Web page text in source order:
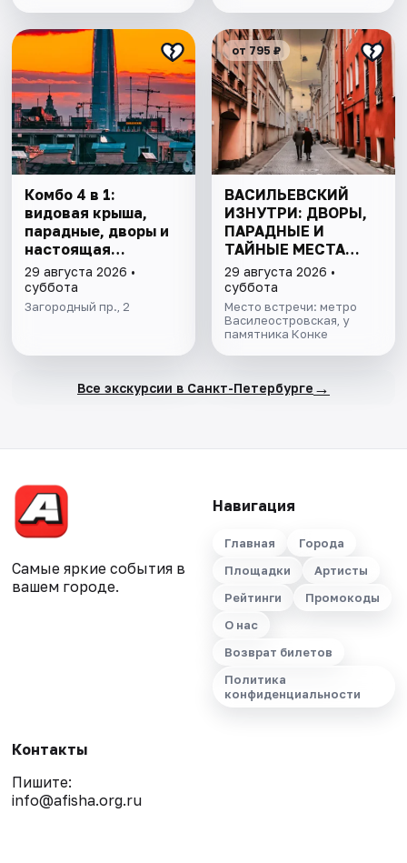
Комбо 4 в 1:
видовая крыша,
парадные, дворы и
настоящая
коммуналка
29 августа 2026 •
суббота
Загородный пр., 2
от 795 ₽
ВАСИЛЬЕВСКИЙ
ИЗНУТРИ: ДВОРЫ,
ПАРАДНЫЕ И
ТАЙНЫЕ МЕСТА
ОСТРОВА
29 августа 2026 •
суббота
Место встречи: метро
Василеостровская, у
памятника Конке
Все экскурсии в Санкт-Петербурге →
Самые яркие события в
вашем городе.
Навигация
Главная
Города
Площадки
Артисты
Рейтинги
Промокоды
О нас
Возврат билетов
Политика
конфиденциальности
Контакты
Пишите:
info@afisha.org.ru